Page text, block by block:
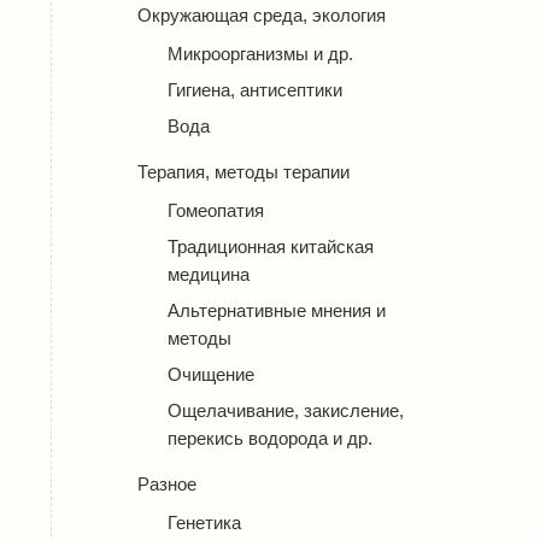
Окружающая среда, экология
Микроорганизмы и др.
Гигиена, антисептики
Вода
Терапия, методы терапии
Гомеопатия
Традиционная китайская
медицина
Альтернативные мнения и
методы
Очищение
Ощелачивание, закисление,
перекись водорода и др.
Разное
Генетика